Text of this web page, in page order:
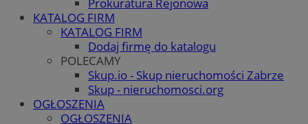
KATALOG FIRM
KATALOG FIRM
Dodaj firmę do katalogu
POLECAMY
Skup.io - Skup nieruchomości Zabrze
Skup - nieruchomosci.org
OGŁOSZENIA
OGŁOSZENIA